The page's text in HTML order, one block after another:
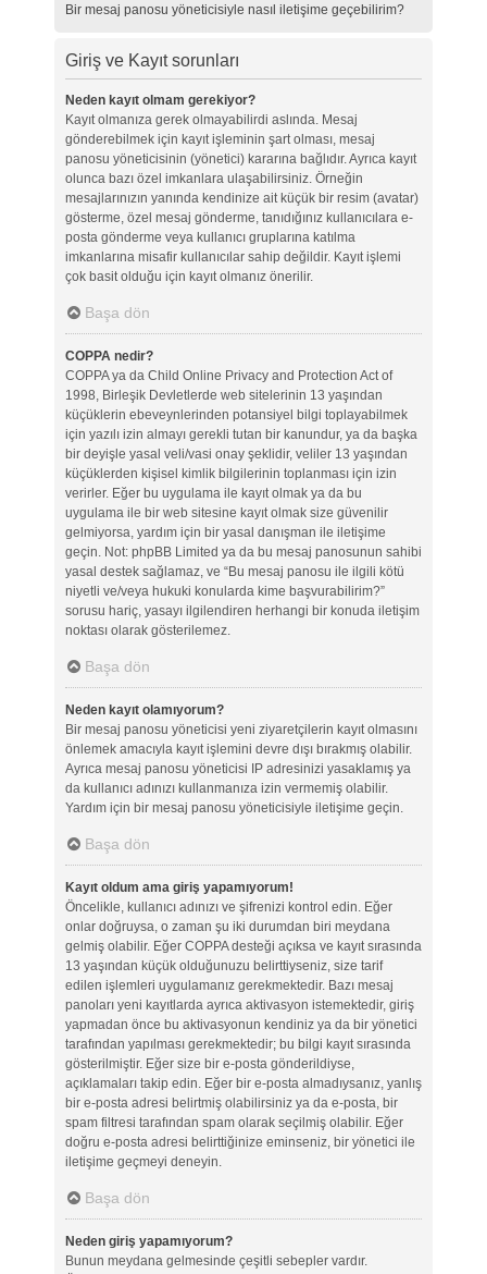
Bir mesaj panosu yöneticisiyle nasıl iletişime geçebilirim?
Giriş ve Kayıt sorunları
Neden kayıt olmam gerekiyor?
Kayıt olmanıza gerek olmayabilirdi aslında. Mesaj
gönderebilmek için kayıt işleminin şart olması, mesaj
panosu yöneticisinin (yönetici) kararına bağlıdır. Ayrıca kayıt
olunca bazı özel imkanlara ulaşabilirsiniz. Örneğin
mesajlarınızın yanında kendinize ait küçük bir resim (avatar)
gösterme, özel mesaj gönderme, tanıdığınız kullanıcılara e-
posta gönderme veya kullanıcı gruplarına katılma
imkanlarına misafir kullanıcılar sahip değildir. Kayıt işlemi
çok basit olduğu için kayıt olmanız önerilir.
Başa dön
COPPA nedir?
COPPA ya da Child Online Privacy and Protection Act of
1998, Birleşik Devletlerde web sitelerinin 13 yaşından
küçüklerin ebeveynlerinden potansiyel bilgi toplayabilmek
için yazılı izin almayı gerekli tutan bir kanundur, ya da başka
bir deyişle yasal veli/vasi onay şeklidir, veliler 13 yaşından
küçüklerden kişisel kimlik bilgilerinin toplanması için izin
verirler. Eğer bu uygulama ile kayıt olmak ya da bu
uygulama ile bir web sitesine kayıt olmak size güvenilir
gelmiyorsa, yardım için bir yasal danışman ile iletişime
geçin. Not: phpBB Limited ya da bu mesaj panosunun sahibi
yasal destek sağlamaz, ve “Bu mesaj panosu ile ilgili kötü
niyetli ve/veya hukuki konularda kime başvurabilirim?”
sorusu hariç, yasayı ilgilendiren herhangi bir konuda iletişim
noktası olarak gösterilemez.
Başa dön
Neden kayıt olamıyorum?
Bir mesaj panosu yöneticisi yeni ziyaretçilerin kayıt olmasını
önlemek amacıyla kayıt işlemini devre dışı bırakmış olabilir.
Ayrıca mesaj panosu yöneticisi IP adresinizi yasaklamış ya
da kullanıcı adınızı kullanmanıza izin vermemiş olabilir.
Yardım için bir mesaj panosu yöneticisiyle iletişime geçin.
Başa dön
Kayıt oldum ama giriş yapamıyorum!
Öncelikle, kullanıcı adınızı ve şifrenizi kontrol edin. Eğer
onlar doğruysa, o zaman şu iki durumdan biri meydana
gelmiş olabilir. Eğer COPPA desteği açıksa ve kayıt sırasında
13 yaşından küçük olduğunuzu belirttiyseniz, size tarif
edilen işlemleri uygulamanız gerekmektedir. Bazı mesaj
panoları yeni kayıtlarda ayrıca aktivasyon istemektedir, giriş
yapmadan önce bu aktivasyonun kendiniz ya da bir yönetici
tarafından yapılması gerekmektedir; bu bilgi kayıt sırasında
gösterilmiştir. Eğer size bir e-posta gönderildiyse,
açıklamaları takip edin. Eğer bir e-posta almadıysanız, yanlış
bir e-posta adresi belirtmiş olabilirsiniz ya da e-posta, bir
spam filtresi tarafından spam olarak seçilmiş olabilir. Eğer
doğru e-posta adresi belirttiğinize eminseniz, bir yönetici ile
iletişime geçmeyi deneyin.
Başa dön
Neden giriş yapamıyorum?
Bunun meydana gelmesinde çeşitli sebepler vardır.